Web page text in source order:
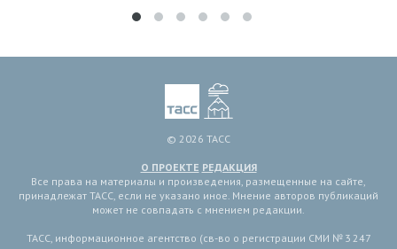
© 2026 ТАСС
О ПРОЕКТЕ РЕДАКЦИЯ
Все права на материалы и произведения, размещенные на сайте,
принадлежат ТАСС, если не указано иное. Мнение авторов публикаций
может не совпадать с мнением редакции.
ТАСС, информационное агентство (св-во о регистрации СМИ № 3 247